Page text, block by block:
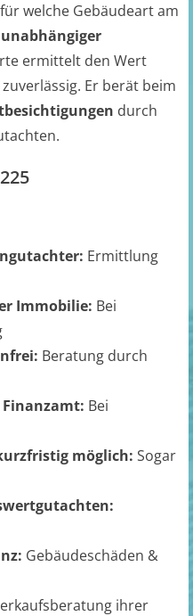
für welche Gebäudeart am
unabhängiger
ermittelt den Wert
Er berät beim
durch
Ermittlung
Immobilie: Bei
Beratung durch
Bei
möglich: Sogar
Gebäudeschäden &
ihrer